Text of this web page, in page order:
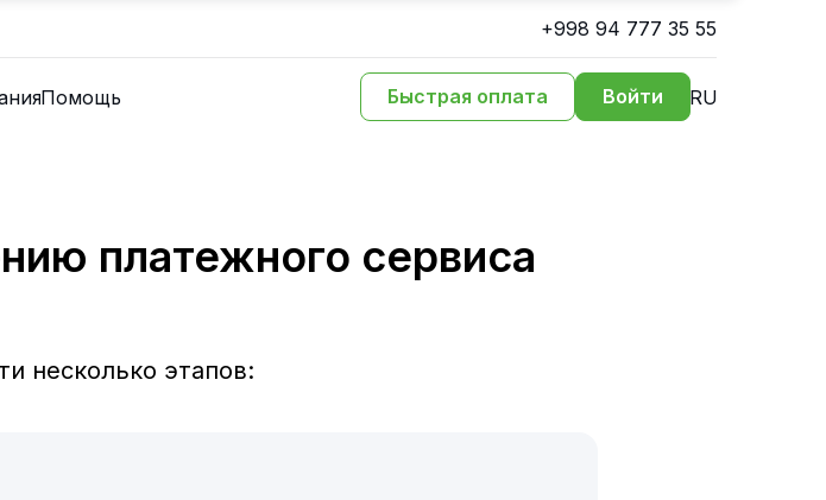
+998 94 777 35 55
Помощь Быстрая оплата Войти RU
платежного сервиса
несколько этапов: